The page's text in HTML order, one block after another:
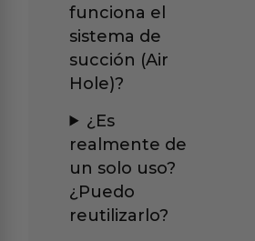
funciona el
sistema de
succión (Air
Hole)?
¿Es
realmente de
un solo uso?
¿Puedo
reutilizarlo?